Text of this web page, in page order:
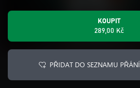
KOUPIT
289,00 Kč
PŘIDAT DO SEZNAMU PŘÁNÍ